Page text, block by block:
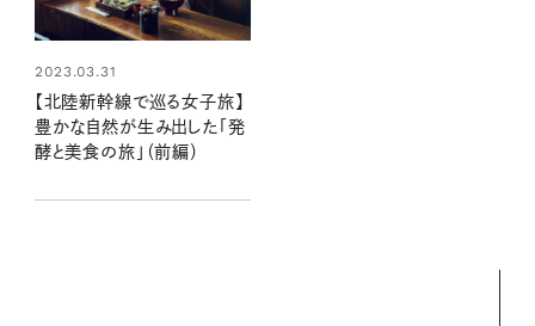
2023.03.31
【北陸新幹線で巡る女子旅】
豊かな自然が生み出した「発
酵と美食の旅」（前編）